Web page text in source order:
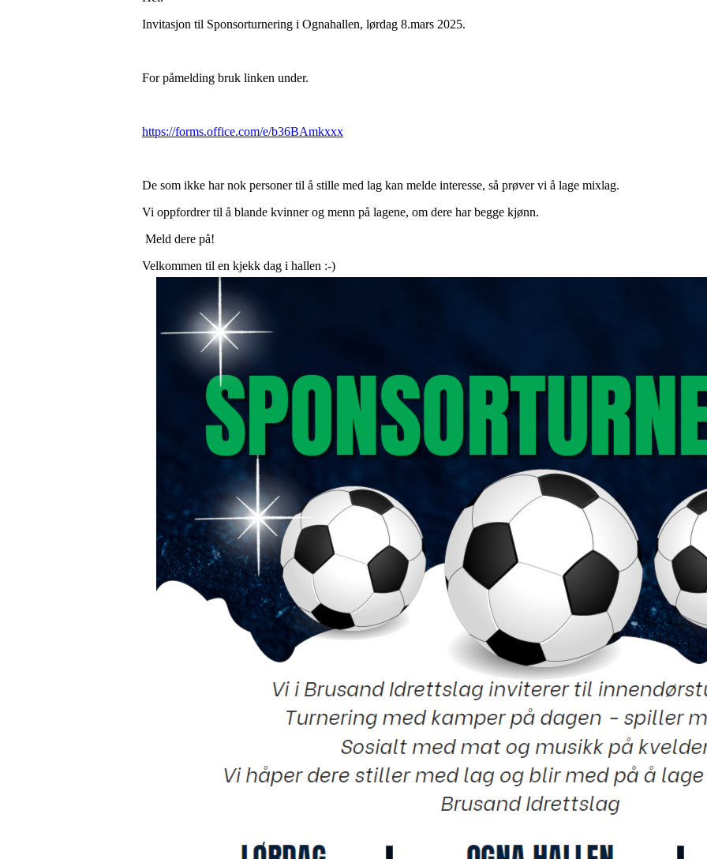
Invitasjon til Sponsorturnering i Ognahallen, lørdag 8.mars 2025.
For påmelding bruk linken under.
https://forms.office.com/e/b36BAmkxxx
De som ikke har nok personer til å stille med lag kan melde interesse, så prøver vi å lage mixlag.
Vi oppfordrer til å blande kvinner og menn på lagene, om dere har begge kjønn.
Meld dere på!
Velkommen til en kjekk dag i hallen :-)